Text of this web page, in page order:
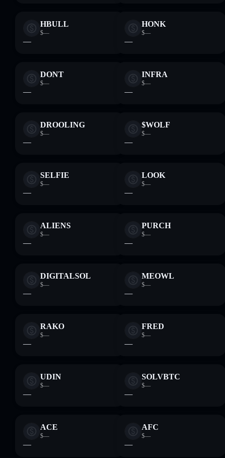
HBULL
$—
—
HONK
$—
—
DONT
$—
—
INFRA
$—
—
DROOLING
$—
—
$WOLF
$—
—
SELFIE
$—
—
LOOK
$—
—
ALIENS
$—
—
PURCH
$—
—
DIGITALSOL
$—
—
MEOWL
$—
—
RAKO
$—
—
FRED
$—
—
UDIN
$—
—
SOLVBTC
$—
—
ACE
$—
—
AFC
$—
—